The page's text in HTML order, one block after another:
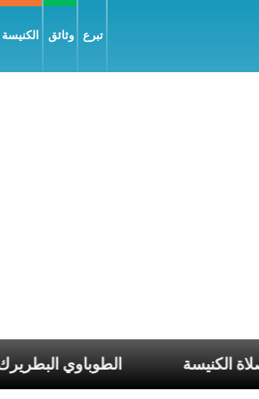
وثائق تبرع